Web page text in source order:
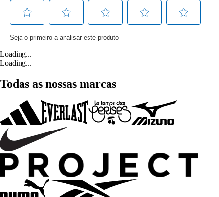
Loading...
Loading...
Todas as nossas marcas